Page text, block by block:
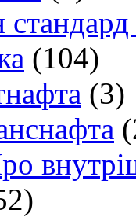
(104)
(3)